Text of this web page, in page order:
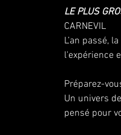
LE PLUS
CARNEVIL
L’an passé,
l'expérience
Préparez-
Un univers
pensé pour